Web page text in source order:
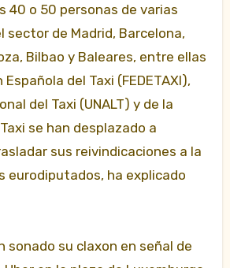
40 o 50 personas de varias
sector de Madrid, Barcelona,
Bilbao y Baleares, entre ellas
del Taxi (FEDETAXI),
del Taxi (UNALT) y de la
se han desplazado a
sus reivindicaciones a la
eurodiputados, ha explicado
sonado su claxon en señal de